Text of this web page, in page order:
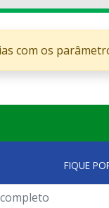
com os
FIQUE